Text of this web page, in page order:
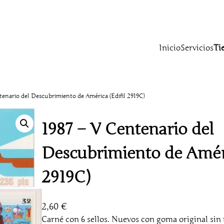
InicioServicios
del Descubrimiento de América (Edifil 2919C)
1987 – V Centenario del
Descubrimiento de
2919C)
2,60 €
Carné con 6 sellos. Nuevos con goma original